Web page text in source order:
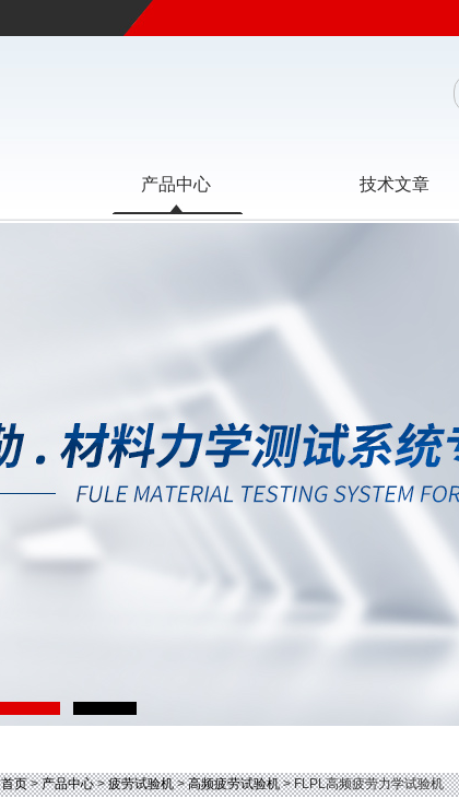
产品中心 技术文章
首页>产品中心>疲劳试验机>高频疲劳试验机> FLPL高频疲劳力学试验机